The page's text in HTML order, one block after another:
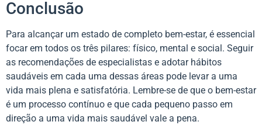
Conclusão
Para alcançar um estado de completo bem-estar, é essencial
focar em todos os três pilares: físico, mental e social. Seguir
as recomendações de especialistas e adotar hábitos
saudáveis em cada uma dessas áreas pode levar a uma
vida mais plena e satisfatória. Lembre-se de que o bem-estar
é um processo contínuo e que cada pequeno passo em
direção a uma vida mais saudável vale a pena.